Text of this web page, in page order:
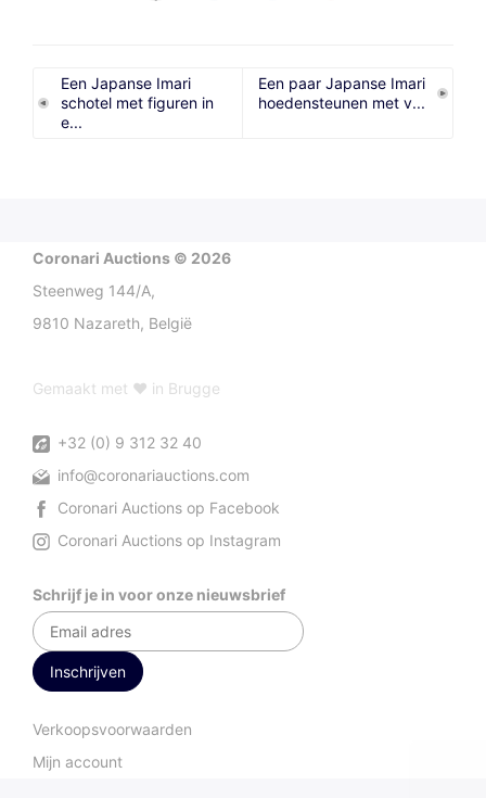
Een Japanse Imari
schotel met figuren in
e...
Een paar Japanse Imari
hoedensteunen met v...
Coronari Auctions © 2026
Steenweg 144/A,
9810 Nazareth, België
Gemaakt met ♥ in Brugge
+32 (0) 9 312 32 40
info@coronariauctions.com
Coronari Auctions op Facebook
Coronari Auctions op Instagram
Schrijf je in voor onze nieuwsbrief
Verkoopsvoorwaarden
Mijn account